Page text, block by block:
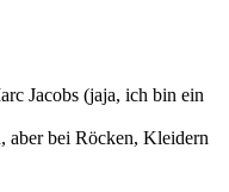
Jacobs (jaja, ich bin ein
aber bei Röcken, Kleidern